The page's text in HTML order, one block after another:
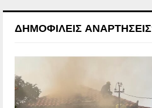
ΔΗΜΟΦΙΛΕΊΣ ΑΝΑΡΤΉΣΕΙΣ